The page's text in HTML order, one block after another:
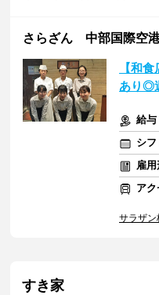
さらざん 中部国際空
【和
あり◎
給与
シフ
雇
アク
サラザン
すき家